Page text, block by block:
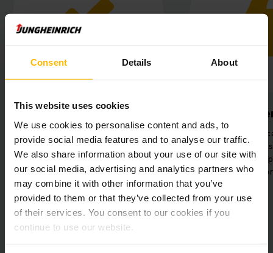
Consent Details About
This website uses cookies
We use cookies to personalise content and ads, to
provide social media features and to analyse our traffic.
We also share information about your use of our site with
our social media, advertising and analytics partners who
may combine it with other information that you’ve
provided to them or that they’ve collected from your use
of their services. You consent to our cookies if you
continue to use our website.
Processi semplificati
Migliore panoramica nel magazzino
grazie a processi definiti con
precisione e posizioni di
stoccaggio predefinite.
Tecnologia
anche in